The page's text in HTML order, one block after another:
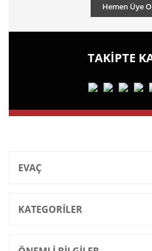
Hemen Üye
TAKİPTE
EVAÇ
KATEGORİLER